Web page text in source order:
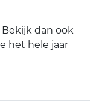
dan ook
het hele jaar